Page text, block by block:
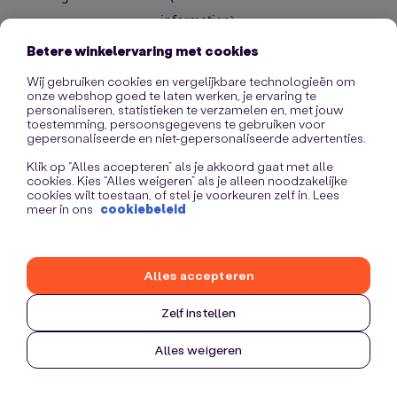
information).
Betere winkelervaring met cookies
Wij gebruiken cookies en vergelijkbare technologieën om
onze webshop goed te laten werken, je ervaring te
personaliseren, statistieken te verzamelen en, met jouw
toestemming, persoonsgegevens te gebruiken voor
gepersonaliseerde en niet-gepersonaliseerde advertenties.
Klik op “Alles accepteren” als je akkoord gaat met alle
cookies. Kies “Alles weigeren” als je alleen noodzakelijke
cookies wilt toestaan, of stel je voorkeuren zelf in. Lees
meer in ons cookiebeleid
Zelf instellen
Alles weigeren
Alles accepteren